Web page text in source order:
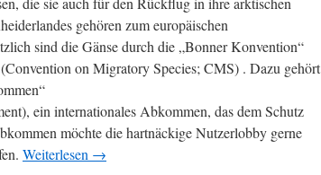
gehören zum europäischen
sind die Gänse durch die „Bonner Konvention“
on Migratory Species; CMS) . Dazu gehört
ein internationales Abkommen, das dem Schutz
möchte die hartnäckige Nutzerlobby gerne
Weiterlesen →